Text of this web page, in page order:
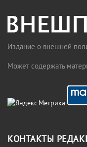
Издание о внешней
Может содержать
КОНТАКТЫ